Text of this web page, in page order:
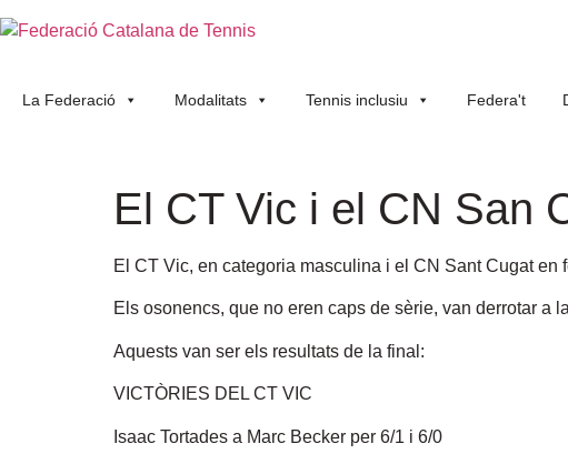
La Federació Modalitats Tennis inclusiu Federa't
El CT Vic i el CN San
El CT Vic, en categoria masculina i el CN Sant Cugat en
Els osonencs, que no eren caps de sèrie, van derrotar a
Aquests van ser els resultats de la final:
VICTÒRIES DEL CT VIC
Isaac Tortades a Marc Becker per 6/1 i 6/0